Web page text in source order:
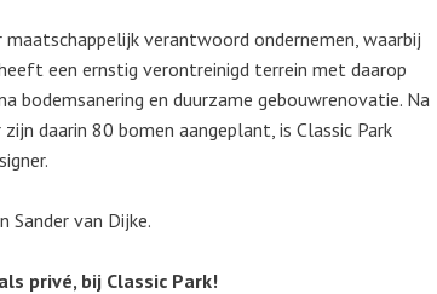
verantwoord ondernemen, waarbij
een ernstig verontreinigd terrein met daarop
bodemsanering en duurzame gebouwrenovatie. Na
daarin 80 bomen aangeplant, is Classic Park
Sander van Dijke.
privé, bij Classic Park!